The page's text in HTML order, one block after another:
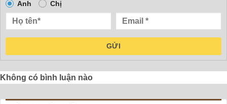
Anh Chị
GỬI
Không có bình luận nào